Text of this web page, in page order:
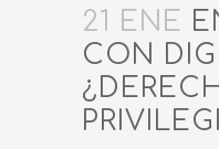
21 ENE
CON